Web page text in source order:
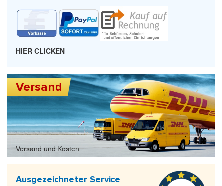
HIER CLICKEN
Versand
Versand und Kosten
Ausgezeichneter Service